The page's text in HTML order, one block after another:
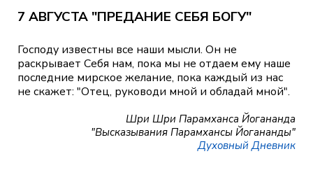
7 АВГУСТА "ПРЕДАНИЕ СЕБЯ БОГУ"
Господу известны все наши мысли. Он не
раскрывает Себя нам, пока мы не отдаем ему наше
последние мирское желание, пока каждый из нас
не скажет: "Отец, руководи мной и обладай мной".
Шри Шри Парамханса Йогананда
"Высказывания Парамхансы Йогананды"
Духовный Дневник